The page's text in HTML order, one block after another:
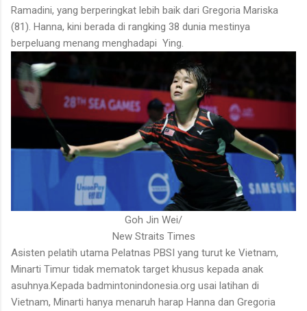
Ramadini, yang berperingkat lebih baik dari Gregoria Mariska
(81). Hanna, kini berada di rangking 38 dunia mestinya
berpeluang menang menghadapi Ying.
Goh Jin Wei/
New Straits Times
Asisten pelatih utama Pelatnas PBSI yang turut ke Vietnam,
Minarti Timur tidak mematok target khusus kepada anak
asuhnya.Kepada badmintonindonesia.org usai latihan di
Vietnam, Minarti hanya menaruh harap Hanna dan Gregoria